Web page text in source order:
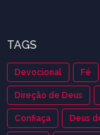
TAGS
Devocional Fé
Direção de Deus
Confiaça Deus